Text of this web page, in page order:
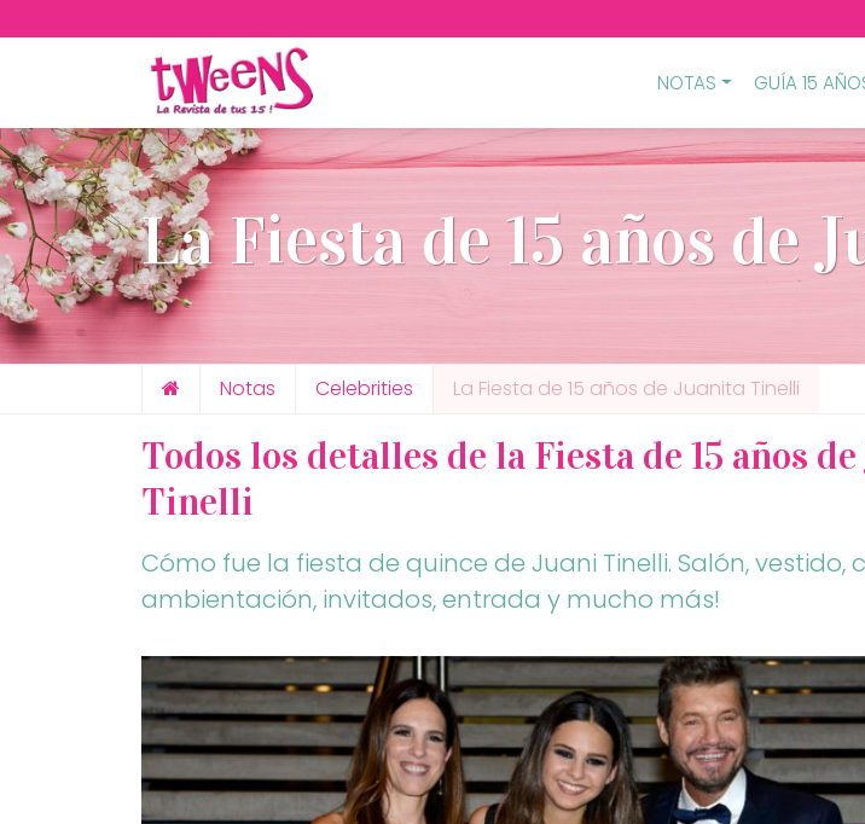
NOTAS GUÍA 15
La Fiesta de 15 años de
Notas Celebrities La Fiesta de 15 años de Juanita Tinelli
Todos los detalles de la Fiesta de 15 años de
Tinelli
Cómo fue la fiesta de quince de Juani Tinelli. Salón, vestido,
ambientación, invitados, entrada y mucho más!